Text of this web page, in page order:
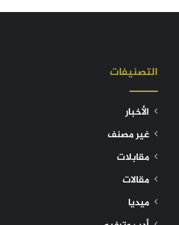
التصنيفات
الأخبار
غير مصنف
مقابلات
مقالات
ميديا